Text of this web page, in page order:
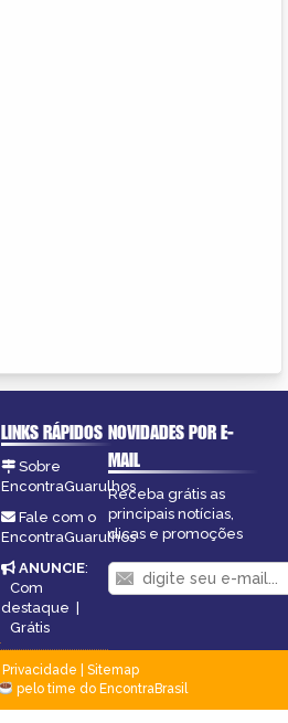
LINKS RÁPIDOS
Sobre
EncontraGuarulhos
Fale com o
EncontraGuarulhos
ANUNCIE:
Com
destaque
Grátis
NOVIDADES POR E-
MAIL
Receba grátis as
principais notícias,
dicas e promoções
Privacidade
Sitemap
pelo time do EncontraBrasil